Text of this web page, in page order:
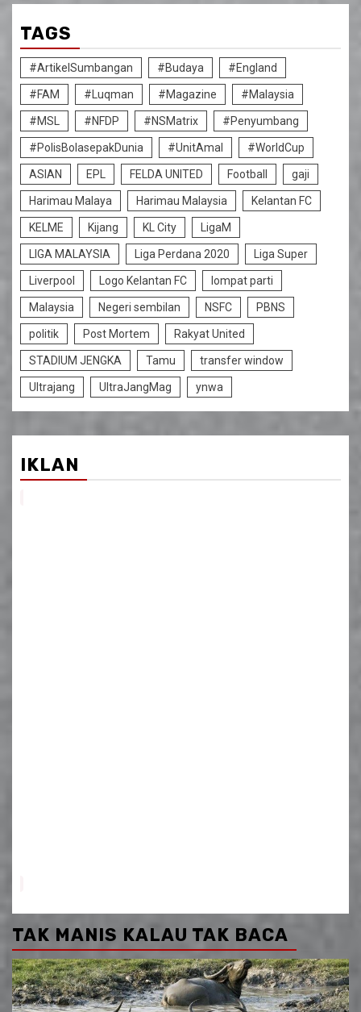
TAGS
#ArtikelSumbangan #Budaya #England
#FAM #Luqman #Magazine #Malaysia
#MSL #NFDP #NSMatrix #Penyumbang
#PolisBolasepakDunia #UnitAmal #WorldCup
ASIAN EPL FELDA UNITED Football gaji
Harimau Malaya Harimau Malaysia Kelantan FC
KELME Kijang KL City LigaM
LIGA MALAYSIA Liga Perdana 2020 Liga Super
Liverpool Logo Kelantan FC lompat parti
Malaysia Negeri sembilan NSFC PBNS
politik Post Mortem Rakyat United
STADIUM JENGKA Tamu transfer window
Ultrajang UltraJangMag ynwa
IKLAN
TAK MANIS KALAU TAK BACA